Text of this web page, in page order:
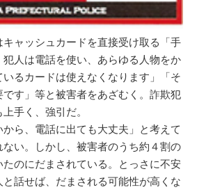
ャッシュカードを直接受け取る「手
人は電話を使い、あらゆる人物をか
るカードは使えなくなります」「そ
す」等と被害者をあざむく。詐欺犯
手く、強引だ。
から、電話に出ても大丈夫」と考えて
い。しかし、被害者のうち約４割の
のにだまされている。とっさに不安
話せば、だまされる可能性が高くな